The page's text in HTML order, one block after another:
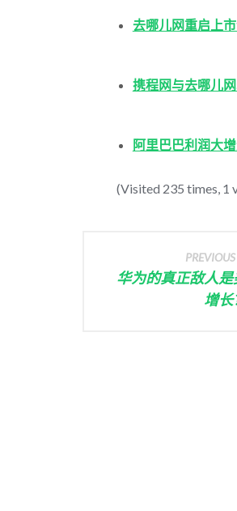
去哪儿网重启上
携程网与去哪儿
阿里巴巴利润大
(Visited 235 times, 1
华为的真正敌人
增长